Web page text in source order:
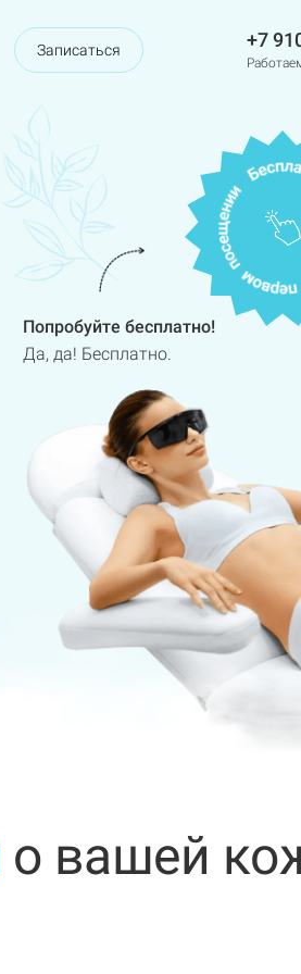
Записаться +7
Попробуйте бесплатно!
Да, да! Бесплатно.
о вашей